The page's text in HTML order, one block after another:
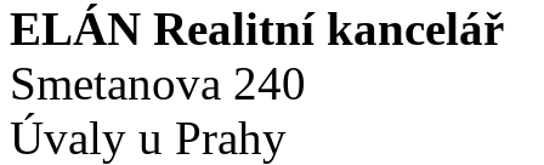
ELÁN Realitní kancelář
Smetanova 240
Úvaly u Prahy